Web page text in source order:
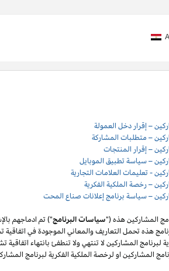
– إقرار دخل العمولة
– متطلبات المشاركة
– إقرار المنتجات
– سياسة تطبيق الموبايل
- تعليمات العلامات التجارية
– رخصة الملكية الفكرية
– سياسة برنامج إعلانات صناع المحت
المشاركين هذه ("سياسات البرنامج") تم ادماجهم
هذه تحمل التعاريف والمعاني الموجودة في
المشاركين او لرخصة الملكية الفكرية لبرنامج